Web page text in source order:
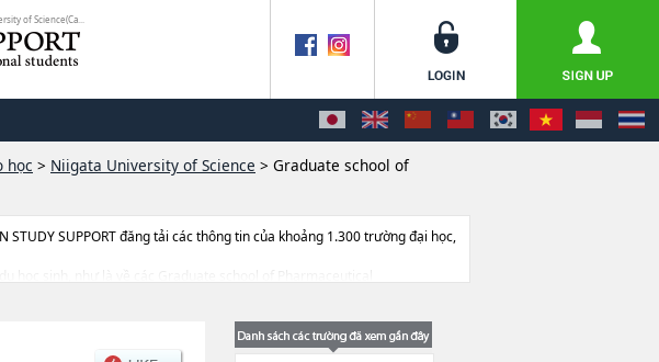
of Science(Ca...
học > Niigata University of Science > Graduate school of
SUPPORT đăng tải các thông tin của khoảng 1.300 trường đại học,
học sinh, như là về các Graduate school of Pharmaceutical